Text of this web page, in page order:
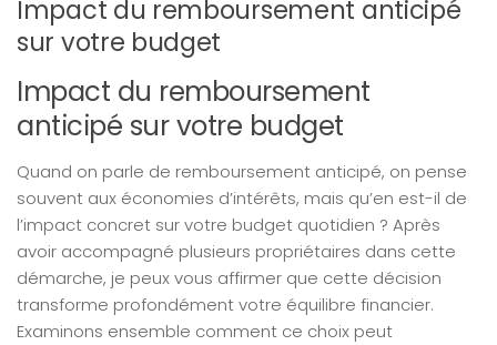
Impact du remboursement anticipé
sur votre budget
Impact du remboursement
anticipé sur votre budget
Quand on parle de remboursement anticipé, on pense
souvent aux économies d’intérêts, mais qu’en est-il de
l’impact concret sur votre budget quotidien ? Après
avoir accompagné plusieurs propriétaires dans cette
démarche, je peux vous affirmer que cette décision
transforme profondément votre équilibre financier.
Examinons ensemble comment ce choix peut